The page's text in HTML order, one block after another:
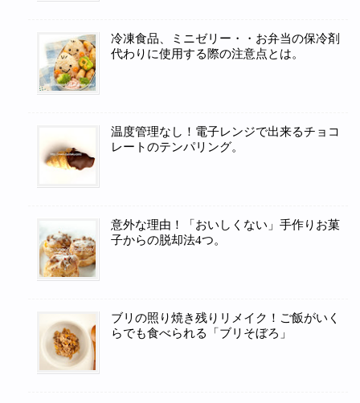
冷凍食品、ミニゼリー・・お弁当の保冷剤
代わりに使用する際の注意点とは。
温度管理なし！電子レンジで出来るチョコ
レートのテンパリング。
意外な理由！「おいしくない」手作りお菓
子からの脱却法4つ。
ブリの照り焼き残りリメイク！ご飯がいく
らでも食べられる「ブリそぼろ」